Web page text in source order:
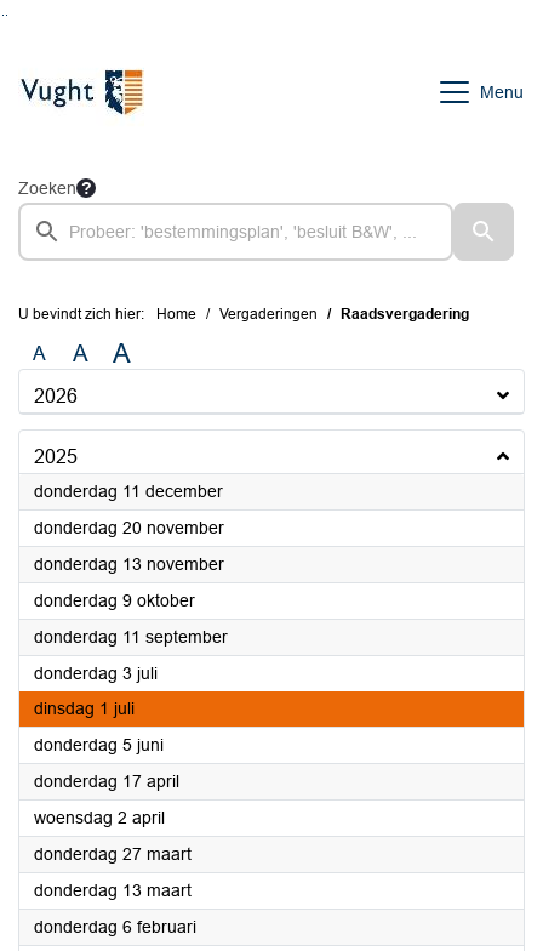
Menu
Zoeken
U bevindt zich hier: Home Vergaderingen Raadsvergadering
A A A
2026
2025
donderdag 11 december2025
donderdag 20 november2025
donderdag 13 november2025
donderdag 9 oktober2025
donderdag 11 september2025
donderdag 3 juli2025
dinsdag 1 juli2025
donderdag 5 juni2025
donderdag 17 april2025
woensdag 2 april2025
donderdag 27 maart2025
donderdag 13 maart2025
donderdag 6 februari2025